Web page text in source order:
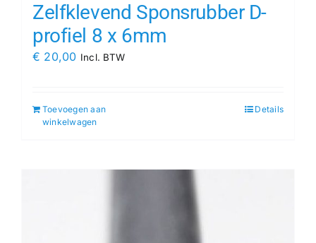
Zelfklevend Sponsrubber D-
profiel 8 x 6mm
€ 20,00 Incl. BTW
Toevoegen aan
winkelwagen
Details